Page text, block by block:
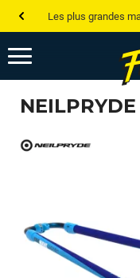
Les plus grandes
Jusqu’à -75% de
💰 Meilleur prix
Besoin de conseils